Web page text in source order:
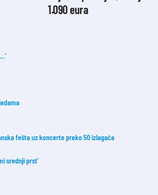
1.090 eura
fešta uz koncerte preko 50 izlagača
srednji prst’